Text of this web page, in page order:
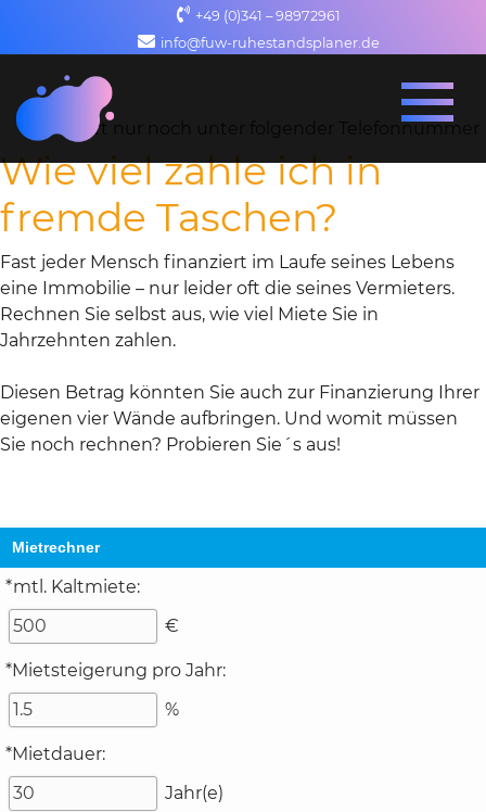
+49 (0)341 – 98972961
info@fuw-ruhestandsplaner.de
Ab sofort nur noch unter folgender Telefonnummer
Wie viel zahle ich in
fremde Taschen?
Fast jeder Mensch finanziert im Laufe seines Lebens
eine Immobilie – nur leider oft die seines Vermieters.
Rechnen Sie selbst aus, wie viel Miete Sie in
Jahrzehnten zahlen.
Diesen Betrag könnten Sie auch zur Finanzierung Ihrer
eigenen vier Wände aufbringen. Und womit müssen
Sie noch rechnen? Probieren Sie´s aus!
Mietrechner
*mtl. Kaltmiete:
€
*Mietsteigerung pro Jahr:
%
*Mietdauer:
Jahr(e)